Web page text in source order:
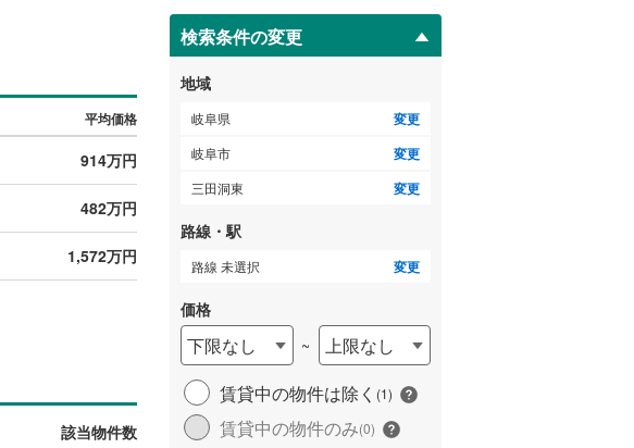
平均価格
914万円
482万円
1,572万円
該当物件数
ジ
に
保
存
す
る
検索条件の変更
地域
岐阜県 変更
岐阜市 変更
三田洞東 変更
路線・駅
路線 未選択 変更
価格
下限なし ~
上限なし
賃貸中の物件は除く (1)
賃貸中の物件のみ(0)